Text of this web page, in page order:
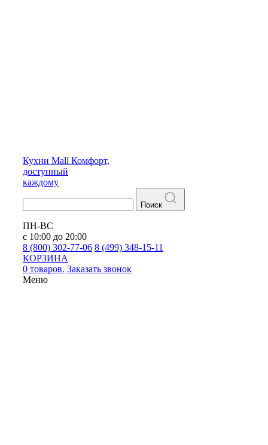
Кухни Mall Комфорт,
доступный
каждому
Поиск
ПН-ВС
с 10:00 до 20:00
8 (800) 302-77-06 8 (499) 348-15-11
КОРЗИНА
0 товаров. Заказать звонок
Меню